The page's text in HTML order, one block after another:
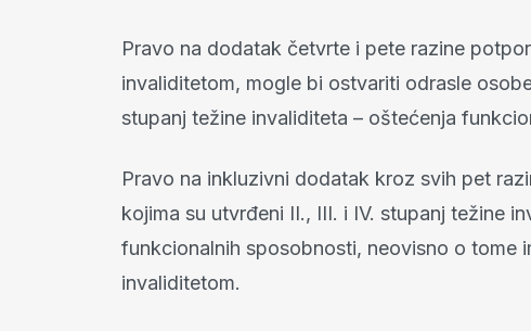
Pravo na dodatak četvrte i pete razine
invaliditetom, mogle bi ostvariti odrasle
stupanj težine invaliditeta – oštećenja
Pravo na inkluzivni dodatak kroz svih pet
kojima su utvrđeni II., III. i IV. stupanj težine
funkcionalnih sposobnosti, neovisno o tome
invaliditetom.